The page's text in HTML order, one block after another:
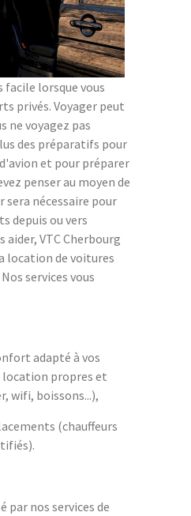
facile lorsque vous
privés. Voyager peut
ne voyagez pas
des préparatifs pour
et pour préparer
penser au moyen de
sera nécessaire pour
depuis ou vers
VTC Cherbourg
location de voitures
services vous
adapté à vos
location propres et
wifi, boissons...),
(chauffeurs
par nos services de